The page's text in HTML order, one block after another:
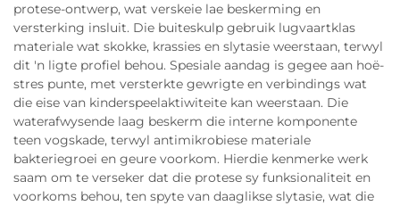
protese-ontwerp, wat verskeie lae beskerming en
versterking insluit. Die buiteskulp gebruik lugvaartklas
materiale wat skokke, krassies en slytasie weerstaan, terwyl
dit 'n ligte profiel behou. Spesiale aandag is gegee aan hoë-
stres punte, met versterkte gewrigte en verbindings wat
die eise van kinderspeelaktiwiteite kan weerstaan. Die
waterafwysende laag beskerm die interne komponente
teen vogskade, terwyl antimikrobiese materiale
bakteriegroei en geure voorkom. Hierdie kenmerke werk
saam om te verseker dat die protese sy funksionaliteit en
voorkoms behou, ten spyte van daaglikse slytasie, wat die